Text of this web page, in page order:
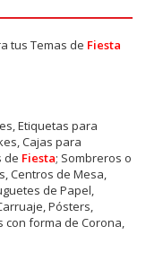
tus Temas de Fiesta
Etiquetas para
Cajas para
de Fiesta; Sombreros o
Centros de Mesa,
de Papel,
Pósters,
forma de Corona,